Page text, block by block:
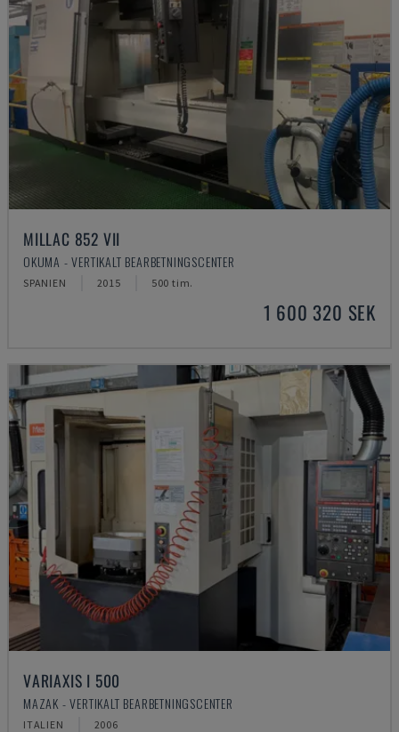
MILLAC 852 VII
OKUMA - VERTIKALT BEARBETNINGSCENTER
SPANIEN 2015 500 tim.
1 600 320 SEK
VARIAXIS I 500
MAZAK - VERTIKALT BEARBETNINGSCENTER
ITALIEN 2006